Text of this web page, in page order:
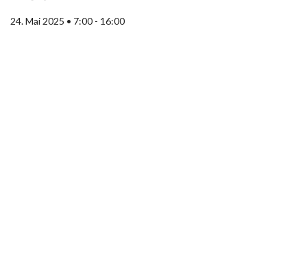
24. Mai 2025 • 7:00 - 16:00